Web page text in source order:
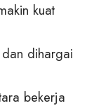
kuat
dihargai
bekerja